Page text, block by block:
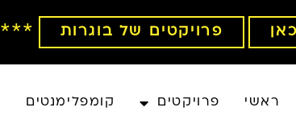
פרויקטים של בוגרות ***
ראשי פרויקטים קומפלימנטים